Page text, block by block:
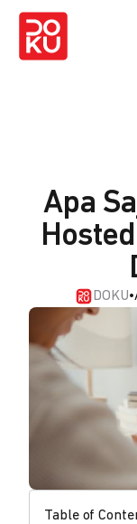
Apa
DOKU•
Table of